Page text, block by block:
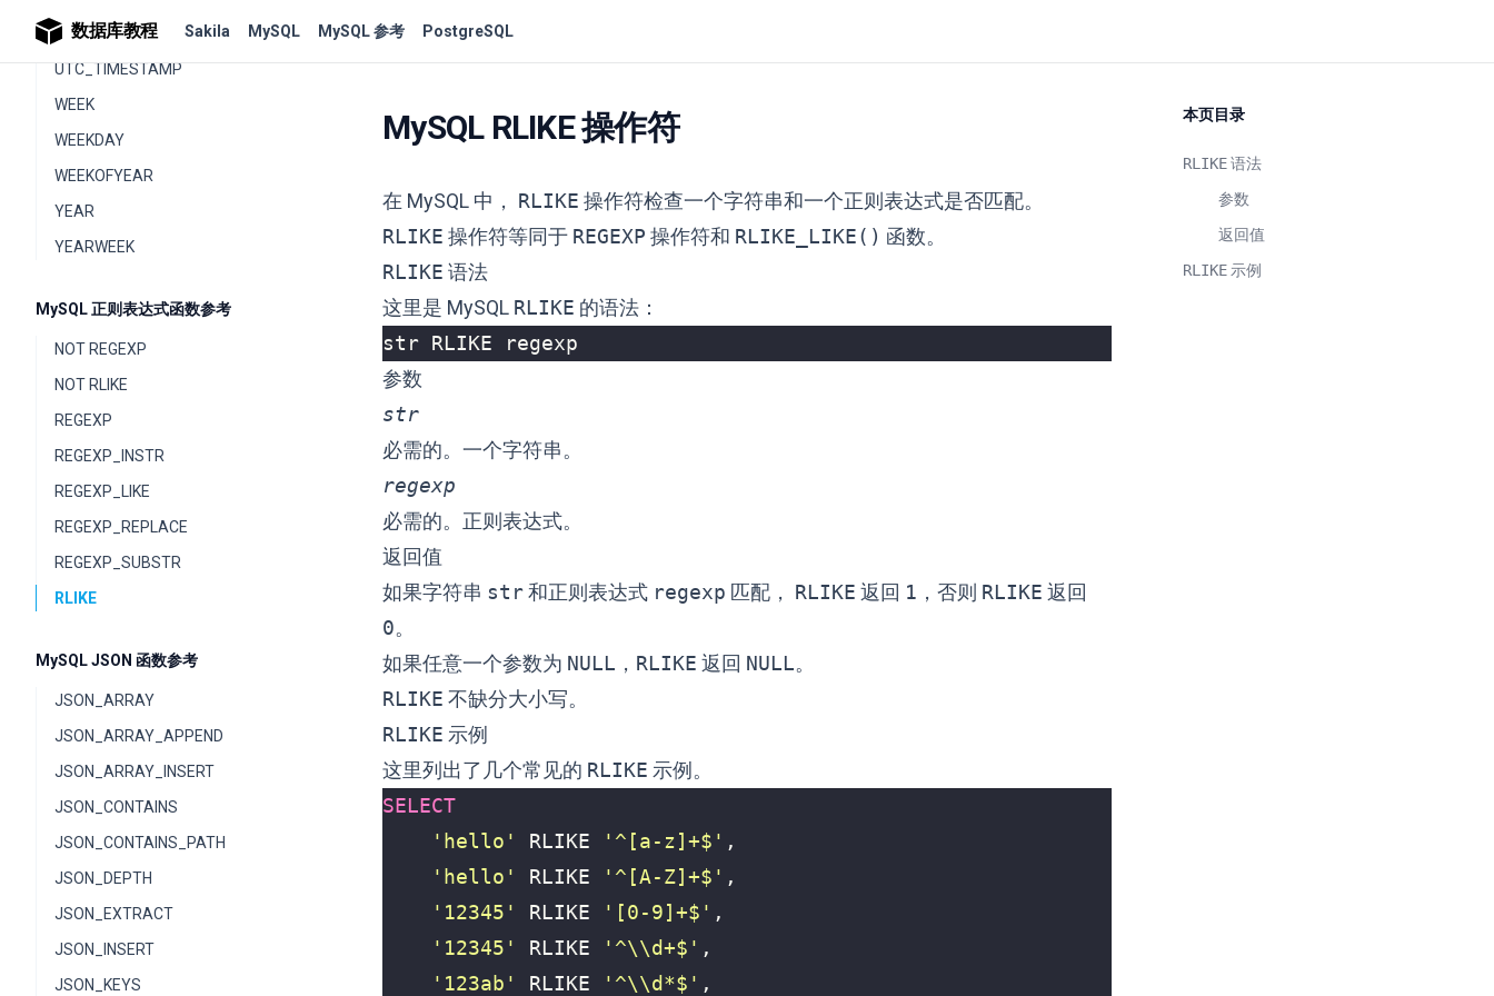
数据库教程 Sakila MySQL MySQL 参考 PostgreSQL
UTC_TIME
UTC_TIMESTAMP
WEEK
WEEKDAY
WEEKOFYEAR
YEAR
YEARWEEK
MySQL 正则表达式函数参考
NOT REGEXP
NOT RLIKE
REGEXP
REGEXP_INSTR
REGEXP_LIKE
REGEXP_REPLACE
REGEXP_SUBSTR
RLIKE
MySQL JSON 函数参考
JSON_ARRAY
JSON_ARRAY_APPEND
JSON_ARRAY_INSERT
JSON_CONTAINS
JSON_CONTAINS_PATH
JSON_DEPTH
JSON_EXTRACT
JSON_INSERT
JSON_KEYS
MySQL RLIKE 操作符
在 MySQL 中， RLIKE 操作符检查一个字符串和一个正则表达式是否匹配。
RLIKE 操作符等同于 REGEXP 操作符和 RLIKE_LIKE() 函数。
RLIKE 语法
这里是 MySQL RLIKE 的语法：
str RLIKE
regexp
参数
str
必需的。一个字符串。
regexp
必需的。正则表达式。
返回值
如果字符串 str和正则表达式 regexp 匹配， RLIKE 返回 1 ，否则 RLIKE 返回
0。
如果任意一个参数为 NULL ， RLIKE 返回 NULL。
RLIKE 不缺分大小写。
RLIKE 示例
这里列出了几个常见的 RLIKE 示例。
SELECT
'hello'
RLIKE '^[a-z]+$' ,
'hello'
RLIKE '^[A-Z]+$' ,
'12345'
RLIKE '[0-9]+$' ,
'12345'
RLIKE '^\\d+$' ,
'123ab'
RLIKE '^\\d*$' ,
本页目录
RLIKE语法
参数
返回值
RLIKE 示例